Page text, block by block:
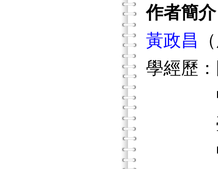
作者簡介
黃政昌
學經歷
中華
臺北
中國